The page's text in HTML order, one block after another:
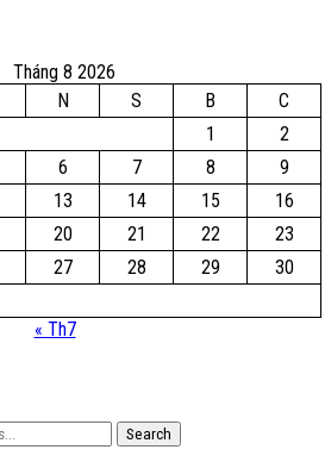
Tháng 8 2026
N S B
C
1
2
6 7 8
9
13 14 15
16
20 21 22
23
27 28 29
30
« Th7
Search